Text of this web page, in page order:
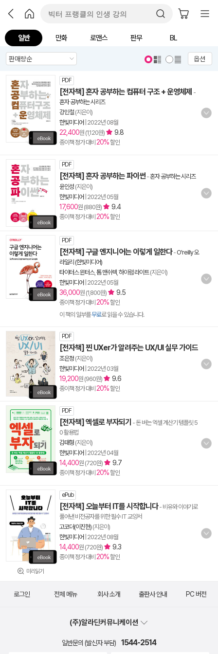
일반 만화 로맨스 판무 BL
옵션
PDF
[전자책] 혼자 공부하는 컴퓨터 구조 + 운영체제 -
혼자 공부하는 시리즈
강민철 (지은이)
한빛미디어 2022년 08월
22,400원 (1,120원) 9.8
종이책 정가 대비 20%할인
PDF
[전자책] 혼자 공부하는 파이썬-혼자 공부하는 시리즈
윤인성 (지은이)
한빛미디어 2022년 05월
17,600원 (880원) 9.4
종이책 정가 대비 20%할인
PDF
[전자책] 구글 엔지니어는 이렇게 일한다-O'reilly 오
라일리 (한빛미디어)
타이터스 윈터스, 톰 맨쉬렉 하이럼 라이트(지은이)
한빛미디어 2022년 05월
36,000원 (1,800원) 9.5
종이책 정가 대비 20%할인
이 책의 일부를무료로 읽을 수 있습니다.
PDF
[전자책] 찐 UXer가 알려주는 UX/UI 실무 가이드
조은정 (지은이)
한빛미디어 2022년 03월
19,200원 (960원) 9.6
종이책 정가 대비 20%할인
PDF
[전자책] 엑셀로 부자되기 - 돈 버는 엑셀 계산기 템플릿 5
0 활용법
김태형 (지은이)
한빛미디어 2022년 04월
14,400원 (720원) 9.7
종이책 정가 대비 20%할인
미리읽기
ePub
[전자책] 오늘부터 IT를 시작합니다- 비유와 이야기로
풀어낸 비전공자를 위한 필수 IT 교양서
고코더(이진현) (지은이)
한빛미디어 2022년 08월
14,400원 (720원) 9.3
종이책 정가 대비 20%할인
로그인 전체 메뉴 회사 소개 출판사 안내 PC 버전
(주)알라딘커뮤니케이션
일반문의 (발신자 부담) 1544-2514